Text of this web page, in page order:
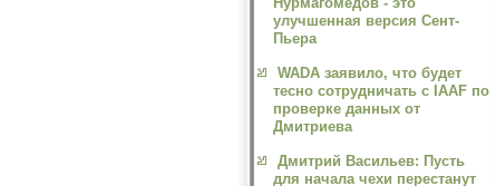
улучшенная версия Сент-
Пьера
WADA заявило, что будет
тесно сотрудничать с IAAF по
проверке данных от
Дмитриева
Дмитрий Васильев: Пусть
для начала чехи перестанут